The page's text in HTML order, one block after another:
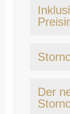
Der